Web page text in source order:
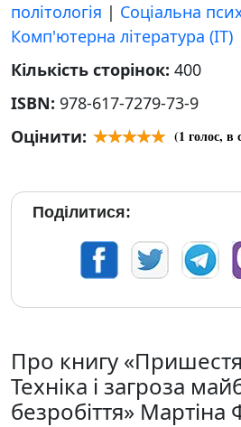
політологія | Соціальна
Комп'ютерна література (IT)
Кількість сторінок: 400
ISBN: 978-617-7279-73-9
Оцінити:
(1 голос, в
Поділитися:
Про книгу
Техніка і загроза
безробіття» Мартіна